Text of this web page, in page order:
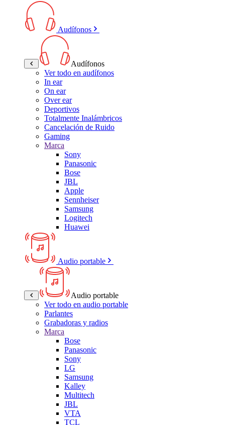
Audífonos
Audífonos
Ver todo en audífonos
In ear
On ear
Over ear
Deportivos
Totalmente Inalámbricos
Cancelación de Ruido
Gaming
Marca
Sony
Panasonic
Bose
JBL
Apple
Sennheiser
Samsung
Logitech
Huawei
Audio portable
Audio portable
Ver todo en audio portable
Parlantes
Grabadoras y radios
Marca
Bose
Panasonic
Sony
LG
Samsung
Kalley
Multitech
JBL
VTA
TCL